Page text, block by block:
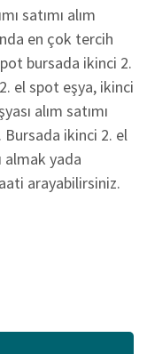
satımı alım
en çok tercih
bursada ikinci 2.
el spot eşya, ikinci
alım satımı
Bursada ikinci 2. el
almak yada
arayabilirsiniz.